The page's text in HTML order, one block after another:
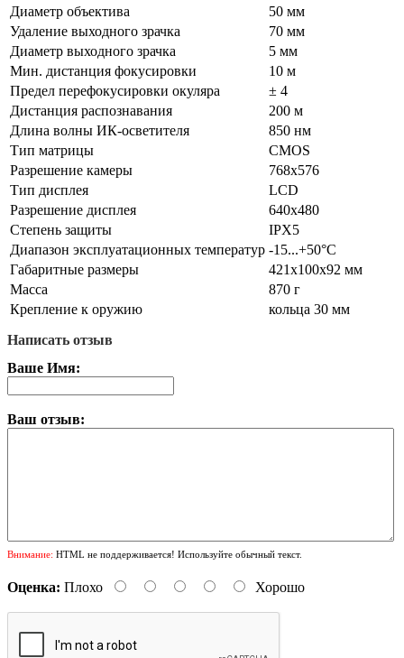
Диаметр объектива
50 мм
Удаление выходного зрачка
70 мм
Диаметр выходного зрачка
5 мм
Мин. дистанция фокусировки
10 м
Предел перефокусировки окуляра
± 4
Дистанция распознавания
200 м
Длина волны ИК-осветителя
850 нм
Тип матрицы
CMOS
Разрешение камеры
768x576
Тип дисплея
LCD
Разрешение дисплея
640x480
Степень защиты
IPX5
Диапазон эксплуатационных температур -15...+50°C
Габаритные размеры
421x100x92 мм
Масса
870 г
Крепление к оружию
кольца 30 мм
Написать отзыв
Ваше Имя:
Ваш отзыв:
Внимание: HTML не поддерживается! Используйте обычный текст.
Оценка: Плохо Хорошо